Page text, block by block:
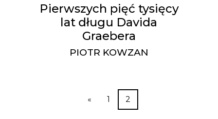
Pierwszych pięć tysięcy
lat długu Davida
Graebera
PIOTR KOWZAN
« 1 2